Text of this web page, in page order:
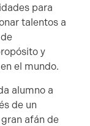
para
talentos a
y
el mundo.
alumno a
de un
afán de